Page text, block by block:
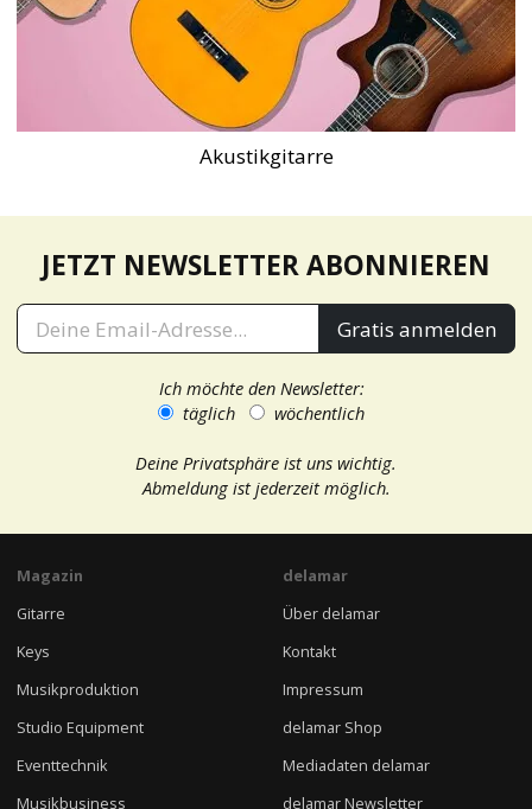
Akustikgitarre
JETZT NEWSLETTER ABONNIEREN
Gratis anmelden
Ich möchte den Newsletter:
täglich
wöchentlich
Deine Privatsphäre ist uns wichtig.
Abmeldung ist jederzeit möglich.
Magazin
Gitarre
Keys
Musikproduktion
Studio Equipment
Eventtechnik
Musikbusiness
delamar
Über delamar
Kontakt
Impressum
delamar Shop
Mediadaten delamar
delamar Newsletter